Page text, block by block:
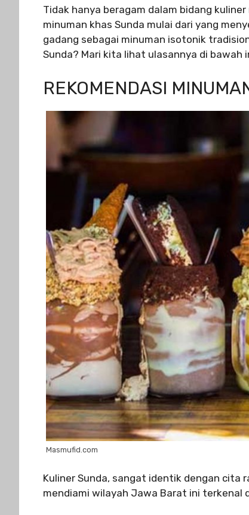
Tidak hanya beragam dalam bidang
minuman khas Sunda mulai dari yang
gadang sebagai minuman isotonik
Sunda? Mari kita lihat ulasannya di bawah
REKOMENDASI
Masmufid.com
Kuliner Sunda, sangat identik dengan cita
mendiami wilayah Jawa Barat ini terkenal